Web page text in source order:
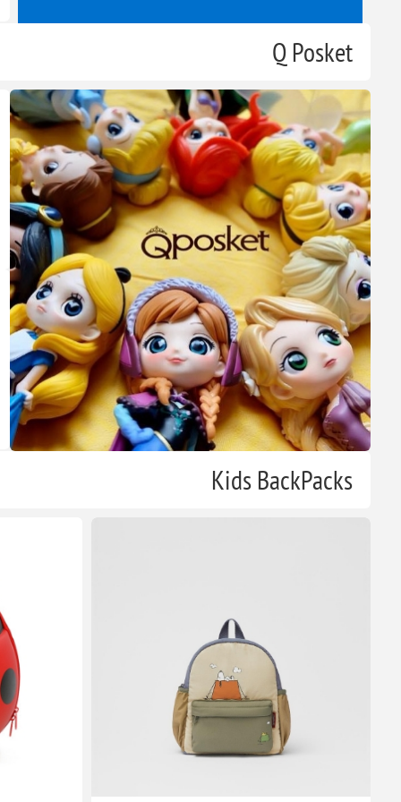
View All
Q Posket
Banpresto - Disney Anna Q
posket Figure.
7 JOD
4٫9 JOD
أضف للسلة
Banpresto - Toy Story Bo Peep
Version 2 Q posket Figure.
7 JOD
4٫9 JOD
أضف للسلة
Kids BackPacks